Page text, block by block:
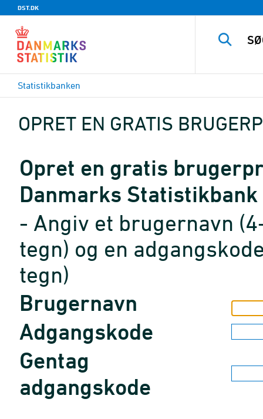
DST.DK
Statistikbanken
OPRET EN GRATIS
Opret en gratis
Danmarks Statistikbank
- Angiv et brugernavn
tegn) og en
tegn)
Brugernavn
Adgangskode
Gentag
adgangskode